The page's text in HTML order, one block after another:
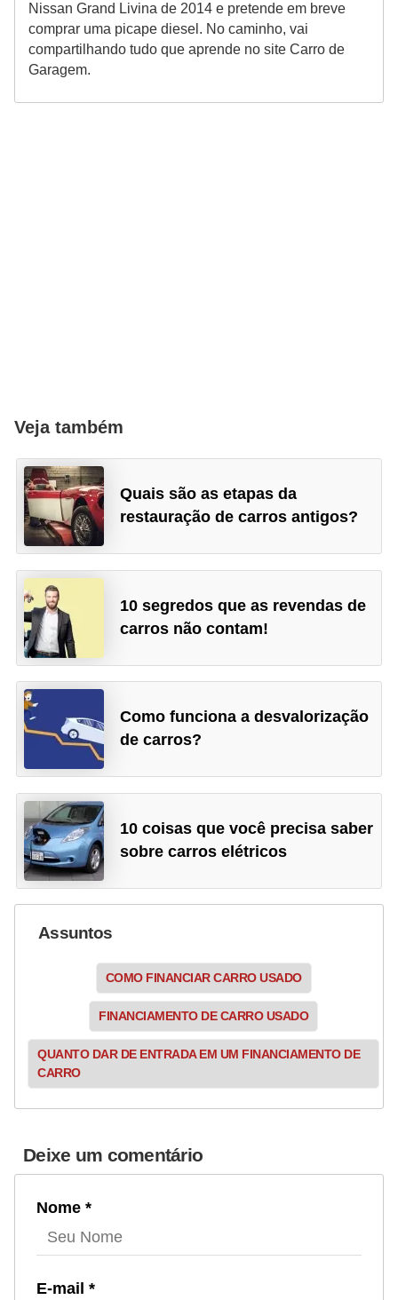
Nissan Grand Livina de 2014 e pretende em breve
comprar uma picape diesel. No caminho, vai
compartilhando tudo que aprende no site Carro de
Garagem.
Veja também
Quais são as etapas da
restauração de carros antigos?
10 segredos que as revendas de
carros não contam!
Como funciona a desvalorização
de carros?
10 coisas que você precisa saber
sobre carros elétricos
Assuntos
COMO FINANCIAR CARRO USADO
FINANCIAMENTO DE CARRO USADO
QUANTO DAR DE ENTRADA EM UM FINANCIAMENTO DE
CARRO
Deixe um comentário
Nome *
E-mail *